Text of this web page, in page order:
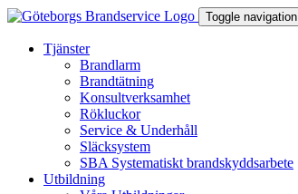
Toggle navigation
Tjänster
Brandlarm
Brandtätning
Konsultverksamhet
Rökluckor
Service & Underhåll
Släcksystem
SBA Systematiskt brandskyddsarbete
Utbildning